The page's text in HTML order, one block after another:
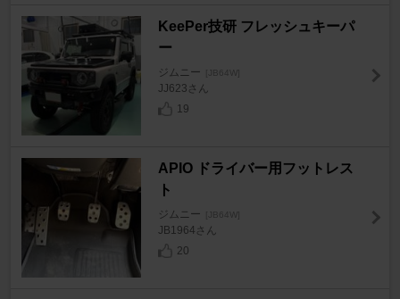
KeePer技研 フレッシュキーパ
ー
ジムニー [JB64W]
JJ623さん
19
APIO ドライバー用フットレス
ト
ジムニー [JB64W]
JB1964さん
20